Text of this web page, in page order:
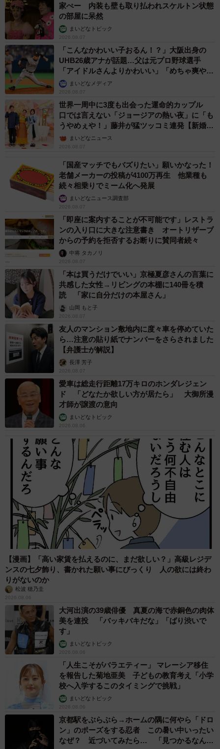
家ぺー 内装も壁も取り払われスケルトン状態
の部屋に呆然
まいどなトピック
2026.08.07
「こんなかわいい子おるん！？」大阪出身の
UHB26歳アナが話題…父は元プロ野球選手
「アイドルさんよりかわいい」「めちゃ爽や
か」まいどなメディア
2026.08.07
世界一周中に3度も出会った運命的カップル
口では言えない「ジョージアの熱い夜」に「も
うやめぇや！」藤井が猛ツッコミ連発【新婚さ
ん】まいどなニュース
2026.08.07
「国産マッチでもバズりたい」願いかなった！
老舗メーカーの投稿が4100万再生 他業種も
続々相乗りでミーム化へ発展
まいどなニュース調査部
2026.08.07
「即座に案内することが不可能です」レストラ
ンの入り口に大きな注意書き オートリザーブ
からの予約を拒否するお断りに賛同者続々
中将 タカノリ
2026.08.07
「本は買うだけでいい」京極夏彦さんの言葉に
共感した女性→リビングの本棚に140冊を積
読 「家に自分だけの本屋さん」
山岡 もと子
2026.08.07
友人のマンション敷地内に度々車を停めていた
ら…注意の貼り紙でナンバーをさらされました
【弁護士が解説】
長澤 芳子
2026.08.07
愛車は総走行距離17万キロのホンダレジェン
ド 「どなたか欲しい方が居たら」 大御所漫
才師が譲渡の意向
まいどなトピック
2026.08.06
【漫画】「高い家賃を払えるのに、まだ欲しい？」高級レジデ
ンスの七夕飾り、書かれた願い事にびっくり 人の欲には終わ
りがないのか
松波 穂乃圭
2026.08.06
大河出演の39歳俳優 真夏の海で赤銅色の肉体
美を連投 「バッキバキだな」「ばり渋いで
す」
まいどなトピック
2026.08.06
「人生こそがバラエティー」 マレーシア移住
を報告した菊地亜美 子どもの教育考え「小学
校へ入学するこのタイミングで挑戦」
まいどなトピック
2026.08.06
京都駅をぶらぶら→ホームの隅に何やら「ドロ
ン」のポーズをする忍者 この暑い中いったい
なぜ？ 近づいてみたら… 「見つかるなんて